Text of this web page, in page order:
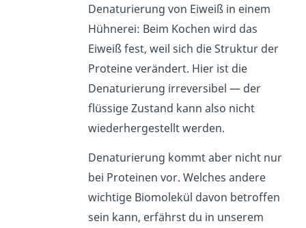
Denaturierung von Eiweiß in einem
Hühnerei: Beim Kochen wird das
Eiweiß fest, weil sich die Struktur der
Proteine verändert. Hier ist die
Denaturierung irreversibel — der
flüssige Zustand kann also nicht
wiederhergestellt werden.
Denaturierung kommt aber nicht nur
bei Proteinen vor. Welches andere
wichtige Biomolekül davon betroffen
sein kann, erfährst du in unserem